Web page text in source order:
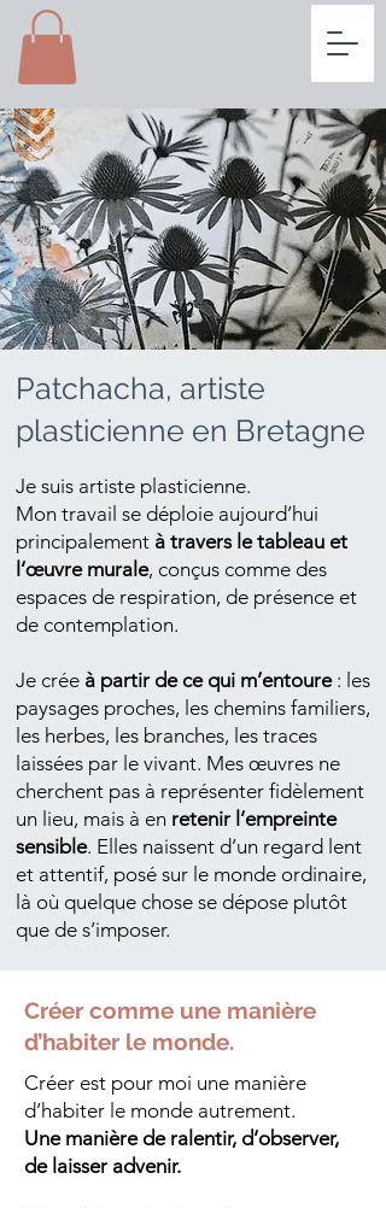
Patchacha, artiste
plasticienne en Bretagne
Je suis artiste plasticienne.
Mon travail se déploie aujourd’hui
principalement à travers le tableau et
l’œuvre murale, conçus comme des
espaces de respiration, de présence et
de contemplation.
Je crée à partir de ce qui m’entoure: les
paysages proches, les chemins familiers,
les herbes, les branches, les traces
laissées par le vivant. Mes œuvres ne
cherchent pas à représenter fidèlement
un lieu, mais à en retenir l’empreinte
sensible. Elles naissent d’un regard lent
et attentif, posé sur le monde ordinaire,
là où quelque chose se dépose plutôt
que de s’imposer.
Créer comme une manière
d’habiter le monde.
Créer est pour moi une manière
d’habiter le monde autrement.
Une manière de ralentir, d’observer,
de laisser advenir.